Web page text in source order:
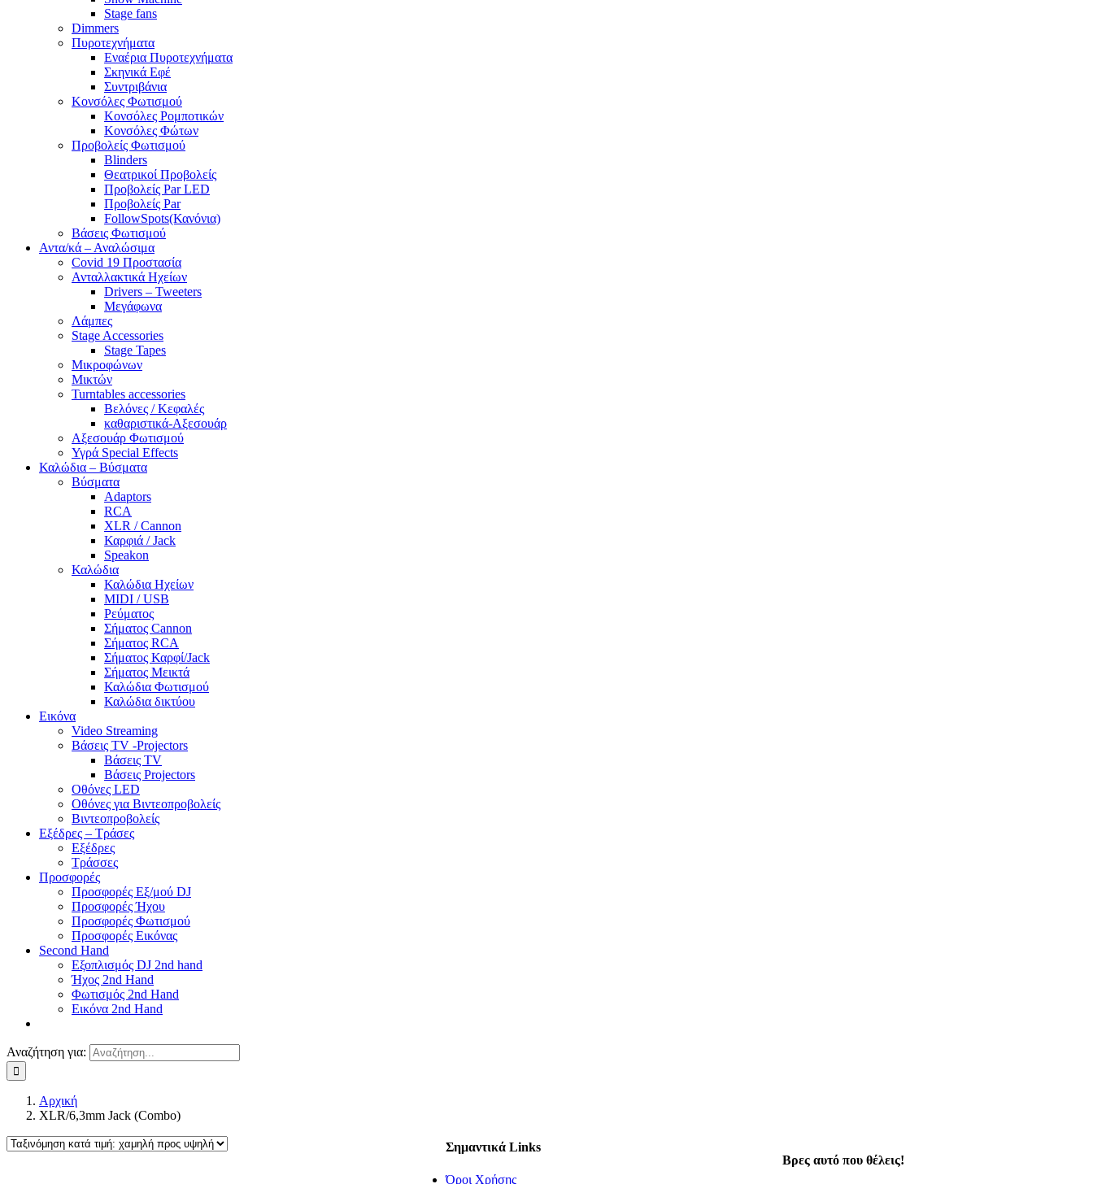
Stage fans
Dimmers
Πυροτεχνήματα
Εναέρια Πυροτεχνήματα
Σκηνικά Εφέ
Συντριβάνια
Κονσόλες Φωτισμού
Κονσόλες Ρομποτικών
Κονσόλες Φώτων
Προβολείς Φωτισμού
Blinders
Θεατρικοί Προβολείς
Προβολείς Par LED
Προβολείς Par
FollowSpots(Κανόνια)
Βάσεις Φωτισμού
Αντα/κά – Αναλώσιμα
Covid 19 Προστασία
Ανταλλακτικά Ηχείων
Drivers – Tweeters
Μεγάφωνα
Λάμπες
Stage Accessories
Stage Tapes
Μικροφώνων
Μικτών
Turntables accessories
Βελόνες / Κεφαλές
καθαριστικά-Αξεσουάρ
Αξεσουάρ Φωτισμού
Υγρά Special Effects
Καλώδια – Βύσματα
Βύσματα
Adaptors
RCA
XLR / Cannon
Καρφιά / Jack
Speakon
Καλώδια
Καλώδια Ηχείων
MIDI / USB
Ρεύματος
Σήματος Cannon
Σήματος RCA
Σήματος Καρφί/Jack
Σήματος Μεικτά
Καλώδια Φωτισμού
Καλώδια δικτύου
Εικόνα
Video Streaming
Βάσεις TV -Projectors
Βάσεις TV
Βάσεις Projectors
Οθόνες LED
Οθόνες για Βιντεοπροβολείς
Βιντεοπροβολείς
Εξέδρες – Τράσες
Εξέδρες
Τράσσες
Προσφορές
Προσφορές Εξ/μού DJ
Προσφορές Ήχου
Προσφορές Φωτισμού
Προσφορές Εικόνας
Second Hand
Εξοπλισμός DJ 2nd hand
Ήχος 2nd Hand
Φωτισμός 2nd Hand
Εικόνα 2nd Hand
Αναζήτηση για:
Αρχική
XLR/6,3mm Jack (Combo)
Βρες αυτό που θέλεις!
Σημαντικά Links
Όροι Χρήσης